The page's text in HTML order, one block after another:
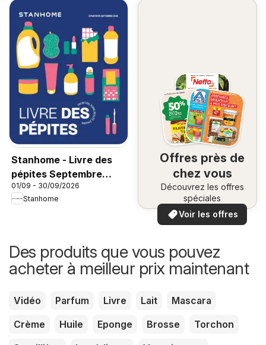
Stanhome - Livre des
pépites Septembre
2026
01/09 - 30/09/2026
Stanhome
Offres près de
chez vous
Découvrez les offres
spéciales
Voir les offres
Des produits que vous pouvez
acheter à meilleur prix maintenant
Vidéo Parfum Livre Lait
Mascara
Crème
Huile Eponge Brosse
Torchon